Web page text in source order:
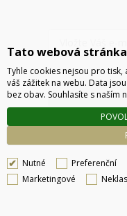
Tato webová
Tyhle cookies nejsou pro
váš zážitek na webu. Data
bez obav. Souhlasíte s naším
Nutné Preferenční
Marketingové